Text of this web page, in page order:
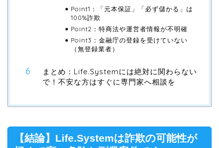
Point1：「元本保証」「必ず儲かる」は
100%詐欺
Point2：特商法や運営者情報が不明確
Point3：金融庁の登録を受けていない
（無登録業者）
まとめ：Life.Systemには絶対に関わらない
で！不安な方はすぐに専門家へ相談を
【結論】Life.Systemは詐欺の可能性が